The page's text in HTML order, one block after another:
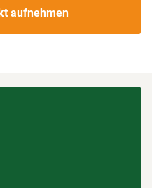
aufnehmen